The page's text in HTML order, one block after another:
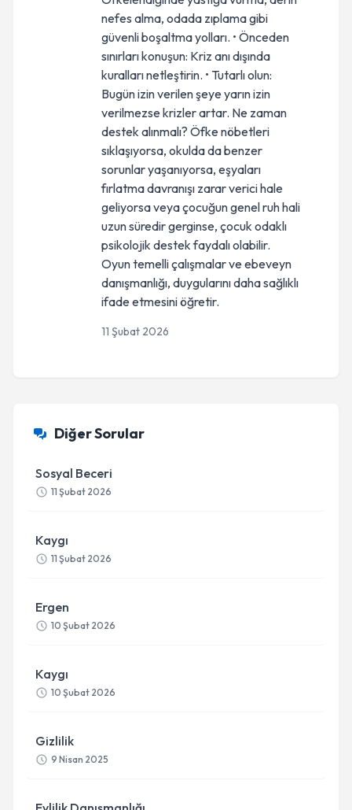
nefes alma, odada zıplama gibi
güvenli boşaltma yolları. • Önceden
sınırları konuşun: Kriz anı dışında
kuralları netleştirin. • Tutarlı olun:
Bugün izin verilen şeye yarın izin
verilmezse krizler artar. Ne zaman
destek alınmalı? Öfke nöbetleri
sıklaşıyorsa, okulda da benzer
sorunlar yaşanıyorsa, eşyaları
fırlatma davranışı zarar verici hale
geliyorsa veya çocuğun genel ruh hali
uzun süredir gerginse, çocuk odaklı
psikolojik destek faydalı olabilir.
Oyun temelli çalışmalar ve ebeveyn
danışmanlığı, duygularını daha sağlıklı
ifade etmesini öğretir.
11 Şubat 2026
Diğer Sorular
Sosyal Beceri
11 Şubat 2026
Kaygı
11 Şubat 2026
Ergen
10 Şubat 2026
Kaygı
10 Şubat 2026
Gizlilik
9 Nisan 2025